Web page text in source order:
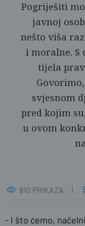
Pogriješiti
javnoj
nešto viša
i moralne. S
tijela
svjesnom
pred kojim
u ovom
810 PRIKAZA
- I što ćemo,